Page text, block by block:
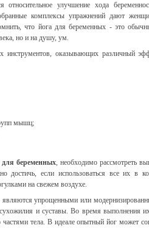
относительное улучшение хода
комплексы упражнений дают
что йога для беременных - это
но и на душу, ум.
инструментов, оказывающих различный
мышц;
для беременных, необходимо рассмотреть
достичь, если использоваться все их в
на свежем воздухе.
являются упрощенными или
и суставы. Во время выполнения
тела. В идеале опытный йог может